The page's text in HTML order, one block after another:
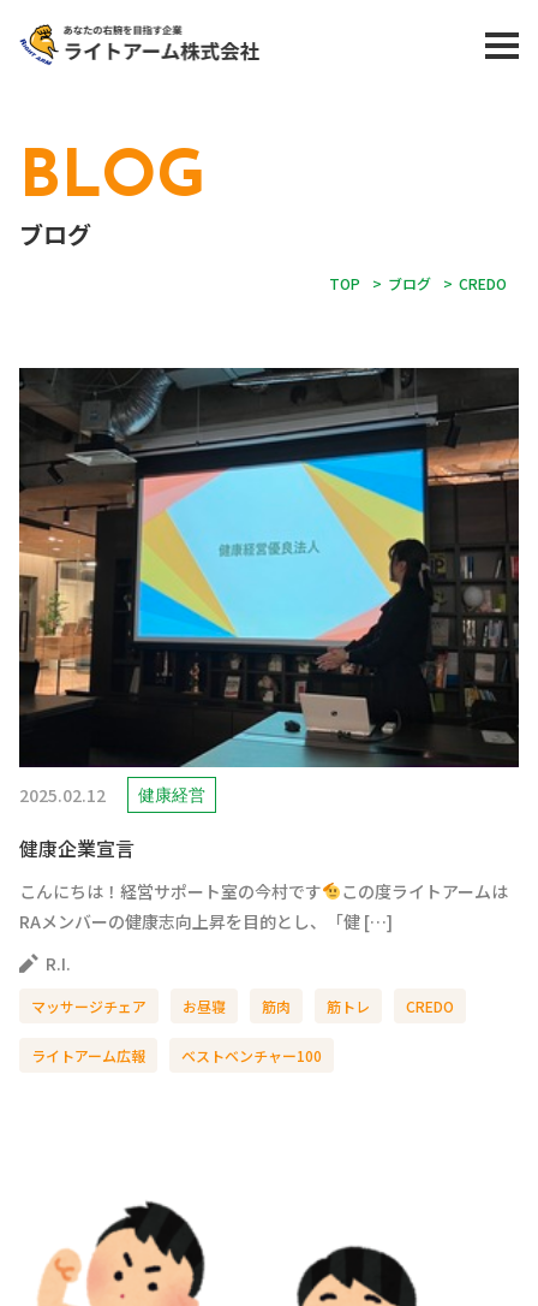
BLOG
ブログ
TOP > ブログ > CREDO
2025.02.12 健康経営
健康企業宣言
こんにちは！経営サポート室の今村です
この度ライトアームは
RAメンバーの健康志向上昇を目的とし、「健 […]
R.I.
マッサージチェア お昼寝 筋肉 筋トレ CREDO
ライトアーム広報 ベストベンチャー100